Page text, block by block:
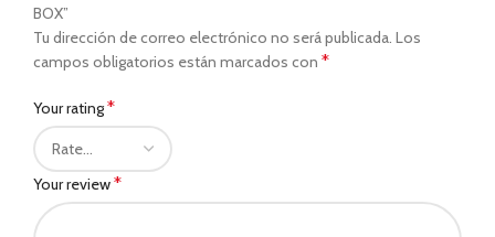
BOX”
Tu dirección de correo electrónico no será publicada. Los
campos obligatorios están marcados con *
Your rating*
Your review*